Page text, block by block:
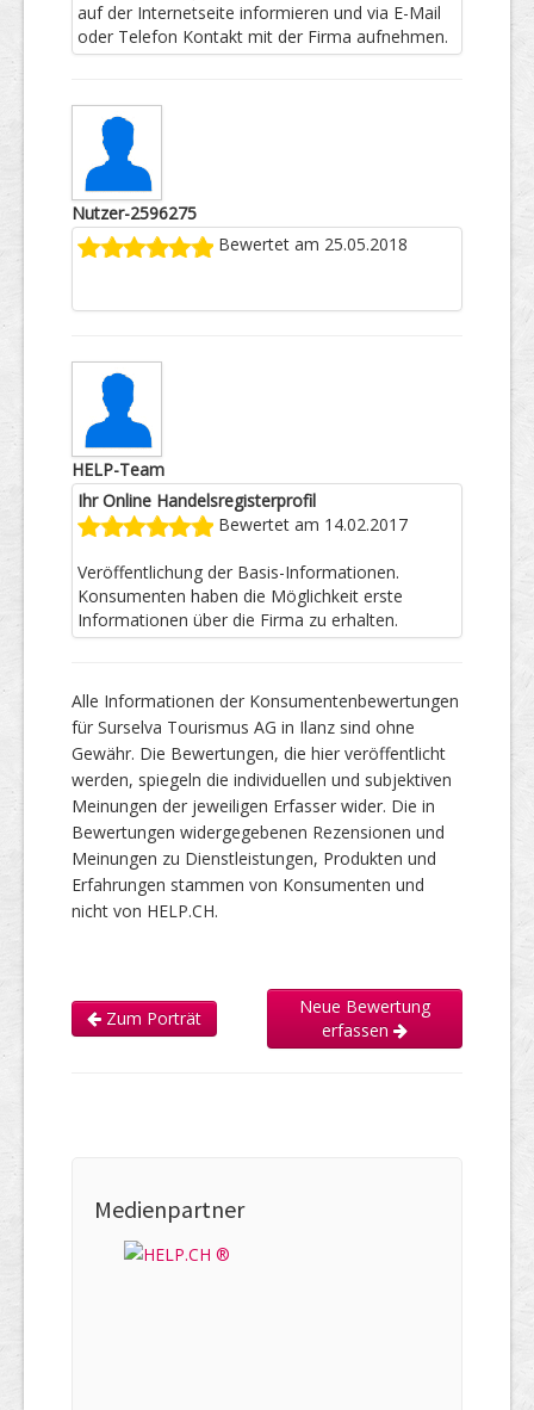
auf der Internetseite informieren und via E-Mail
oder Telefon Kontakt mit der Firma aufnehmen.
Nutzer-2596275
Bewertet am 25.05.2018
HELP-Team
Ihr Online Handelsregisterprofil
Bewertet am 14.02.2017
Veröffentlichung der Basis-Informationen.
Konsumenten haben die Möglichkeit erste
Informationen über die Firma zu erhalten.
Alle Informationen der Konsumentenbewertungen
für Surselva Tourismus AG in Ilanz sind ohne
Gewähr. Die Bewertungen, die hier veröffentlicht
werden, spiegeln die individuellen und subjektiven
Meinungen der jeweiligen Erfasser wider. Die in
Bewertungen widergegebenen Rezensionen und
Meinungen zu Dienstleistungen, Produkten und
Erfahrungen stammen von Konsumenten und
nicht von HELP.CH.
Zum Porträt
Neue Bewertung
erfassen
Medienpartner